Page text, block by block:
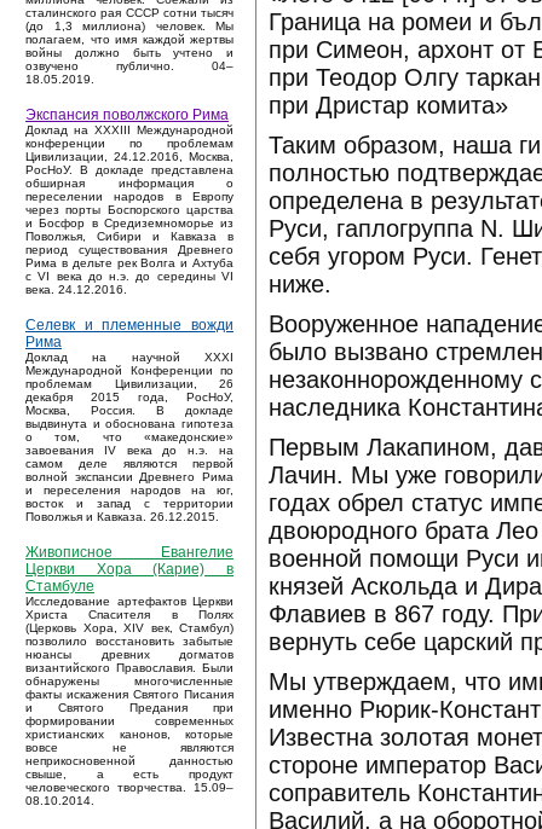
сталинского рая СССР сотни тысяч
(до 1,3 миллиона) человек. Мы
полагаем, что имя каждой жертвы
войны должно быть учтено и
озвучено публично. 04–
18.05.2019.
Экспансия поволжского Рима
Доклад на XXXIII Международной
конференции по проблемам
Цивилизации, 24.12.2016, Москва,
РосНоУ. В докладе представлена
обширная информация о
переселении народов в Европу
через порты Боспорского царства
и Босфор в Средиземноморье из
Поволжья, Сибири и Кавказа в
период существования Древнего
Рима в дельте рек Волга и Ахтуба
с VI века до н.э. до середины VI
века. 24.12.2016.
Селевк и племенные вожди
Рима
Доклад на научной XXXI
Международной Конференции по
проблемам Цивилизации, 26
декабря 2015 года, РосНоУ,
Москва, Россия. В докладе
выдвинута и обоснована гипотеза
о том, что «македонские»
завоевания IV века до н.э. на
самом деле являются первой
волной экспансии Древнего Рима
и переселения народов на юг,
восток и запад с территории
Поволжья и Кавказа. 26.12.2015.
Живописное Евангелие
Церкви Хора (Карие) в
Стамбуле
Исследование артефактов Церкви
Христа Спасителя в Полях
(Церковь Хора, XIV век, Стамбул)
позволило восстановить забытые
нюансы древних догматов
византийского Православия. Были
обнаружены многочисленные
факты искажения Святого Писания
и Святого Предания при
формировании современных
христианских канонов, которые
вовсе не являются
неприкосновенной данностью
свыше, а есть продукт
человеческого творчества. 15.09–
08.10.2014.
Граница на ромеи и
при Симеон, архонт от
при Теодор Олгу
при Дристар комита»
Таким образом, наша
полностью
определена в
Руси, гаплогруппа N.
себя угором Руси.
ниже.
Вооруженное
было вызвано
незаконнорожденному
наследника
Первым Лакапином,
Лачин. Мы уже
годах обрел статус
двоюродного брата
военной помощи Руси
князей Аскольда и
Флавиев в 867 году.
вернуть себе царский
Мы утверждаем, что
именно Рюрик-
Известна золотая
стороне император
соправитель
Василий, а на